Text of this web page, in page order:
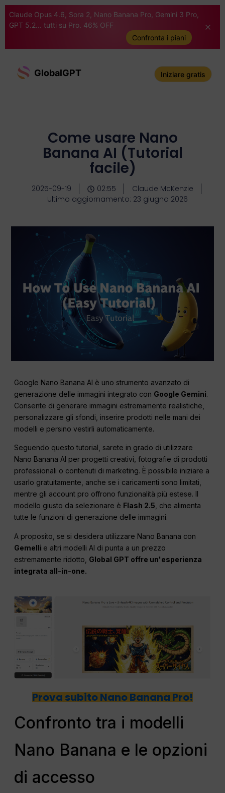
Claude Opus 4.6, Sora 2, Nano Banana Pro, Gemini 3 Pro,
GPT 5.2... tutti su Pro. 46% OFF
Confronta i piani
GlobalGPT Iniziare gratis
Come usare Nano
Banana AI (Tutorial
facile)
2025-09-19 02:55
Claude McKenzie
Ultimo aggiornamento: 23 giugno 2026
Google Nano Banana AI è uno strumento avanzato di
generazione delle immagini integrato con Google Gemini.
Consente di generare immagini estremamente realistiche,
personalizzare gli sfondi, inserire prodotti nelle mani dei
modelli e persino vestirli automaticamente.
Seguendo questo tutorial, sarete in grado di utilizzare
Nano Banana AI per progetti creativi, fotografie di prodotti
professionali o contenuti di marketing. È possibile iniziare a
usarlo gratuitamente, anche se i caricamenti sono limitati,
mentre gli account pro offrono funzionalità più estese. Il
modello giusto da selezionare è Flash 2.5 , che alimenta
tutte le funzioni di generazione delle immagini.
A proposito, se si desidera utilizzare Nano Banana con
Gemelli e altri modelli AI di punta a un prezzo
estremamente ridotto, Global GPT offre un'esperienza
integrata all-in-one.
Prova subito Nano Banana Pro!
Confronto tra i modelli
Nano Banana e le opzioni
di accesso